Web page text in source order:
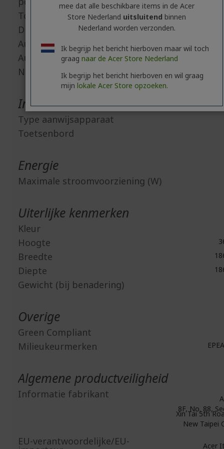
Totaal aantal USB poorten
Display-poort
Audio in
Audio uit
Netwerk (RJ-45)
Invoerapparaten
Type aanwijsapparaat
Toetsenbord
Energie
Maximale stroomvoorziening (W)
Uiterlijke kenmerken
Kleur
Hoogte
Breedte
Diepte
Gewicht (bij benadering)
Overige
Green Compliant
Milieukeurmerken
Algemene productveiligheid
Informatie fabrikant
8F, No. 88,
Xin Tai 5th
New Taipei
EU-verantwoordelijke/EU-
Acer
mee dat alle beschikbare items in de Acer
Store Nederland uitsluitend binnen
Nederland worden verzonden.
Ik begrijp het bericht hierboven maar wil toch
graag naar de Acer Store Nederland
Ik begrijp het bericht hierboven en wil graag
mijn lokale Acer Store opzoeken.